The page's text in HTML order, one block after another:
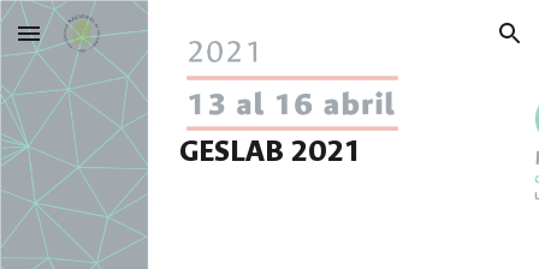
Skip to main content Skip to navigation
GESLAB 2021